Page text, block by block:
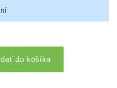
do košíka